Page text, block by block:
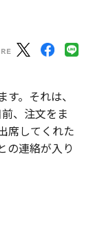
。それは、
、注文をま
席してくれた
の連絡が入り